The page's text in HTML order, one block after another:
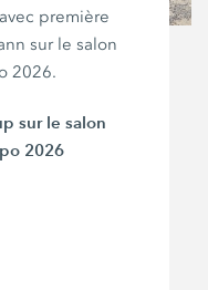
première
sur le salon
2026.
sur le salon
2026